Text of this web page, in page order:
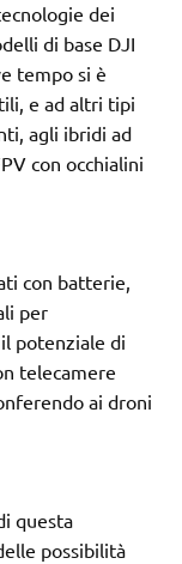
dei
di base DJI
tempo si è
e ad altri tipi
agli ibridi ad
con occhialini
con batterie,
per
potenziale di
telecamere
ai droni
questa
possibilità